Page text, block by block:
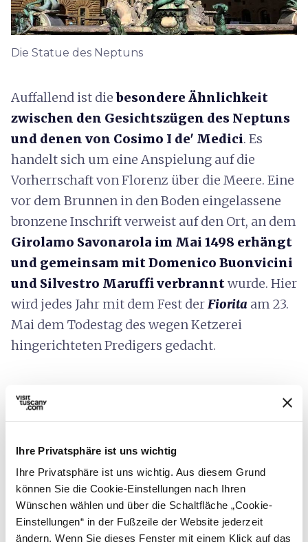
Ihre Privatsphäre ist uns wichtig
Ihre Privatsphäre ist uns wichtig. Aus diesem Grund
können Sie die Cookie-Einstellungen nach Ihren
Wünschen wählen und über die Schaltfläche „Cookie-
Einstellungen“ in der Fußzeile der Website jederzeit
ändern. Wenn Sie dieses Fenster mit einem Klick auf das
Die Statue des Neptuns
Auffallend ist diebesondere Ähnlichkeit
zwischen den Gesichtszügen des Neptuns
und denen von Cosimo I de' Medici. Es
handelt sich um eine Anspielung auf die
Vorherrschaft von Florenz über die Meere. Eine
vor dem Brunnen in den Boden eingelassene
bronzene Inschrift verweist auf den Ort, an dem
Girolamo Savonarola im Mai 1498 erhängt
und gemeinsam mit Domenico Buonvicini
und Silvestro Maruffi verbranntwurde. Hier
wird jedes Jahr mit dem Fest derFiorita am 23.
Mai dem Todestag des wegen Ketzerei
hingerichteten Predigers gedacht.